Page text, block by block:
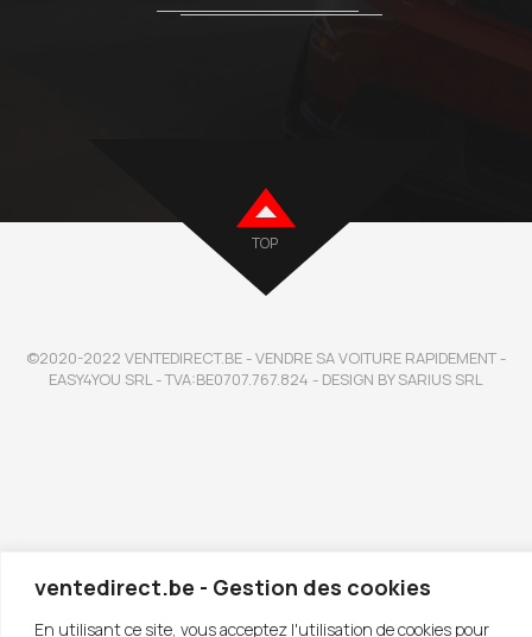
ventedirect.be - Gestion des cookies
En utilisant ce site, vous acceptez l'utilisation de cookies pour
TOP
©2020-2022 VENTEDIRECT.BE - VENDRE SA VOITURE RAPIDEMENT -
EASY4YOU SRL - TVA:BE0707.767.824 - DESIGN BY SARIUS SRL